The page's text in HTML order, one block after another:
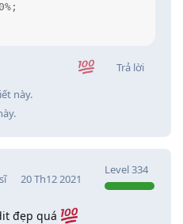
name{font-
id='root'>
'main'>
Trả lời
này.
.
Level334
20 Th12 2021
đẹp quá